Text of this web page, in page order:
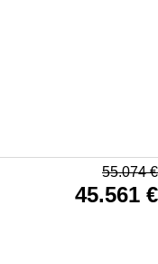
55.074€
45.561 €